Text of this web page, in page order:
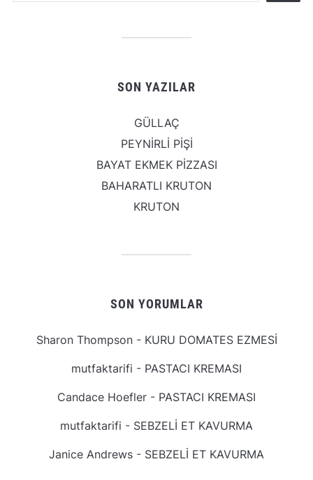
SON YAZILAR
GÜLLAÇ
PEYNİRLİ PİŞİ
BAYAT EKMEK PİZZASI
BAHARATLI KRUTON
KRUTON
SON YORUMLAR
Sharon Thompson- KURU DOMATES EZMESİ
mutfaktarifi - PASTACI KREMASI
Candace Hoefler - PASTACI KREMASI
mutfaktarifi - SEBZELİ ET KAVURMA
Janice Andrews - SEBZELİ ET KAVURMA